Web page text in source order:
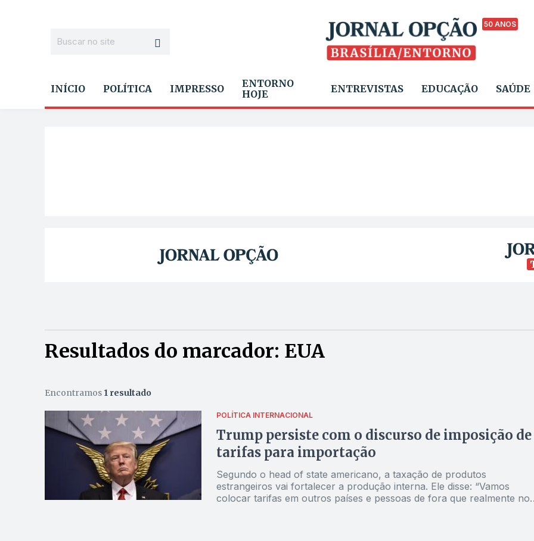
50 ANOS
INÍCIO POLÍTICA IMPRESSO
ENTORNO
HOJE
ENTREVISTAS EDUCAÇÃO SAÚDE
Resultados do marcador: EUA
Encontramos 1 resultado
POLÍTICA INTERNACIONAL
Trump persiste com o discurso de imposição de
tarifas para importação
Segundo o head of state americano, a taxação de produtos
estrangeiros vai fortalecer a produção interna. Ele disse: “Vamos
colocar tarifas em outros países e pessoas de fora que realmente nos